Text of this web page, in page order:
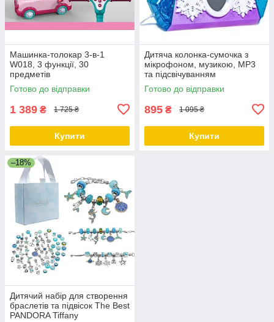
Машинка-толокар 3-в-1
W018, 3 функції, 30
предметів
Готово до відправки
1 389 ₴ 1 725 ₴
Купити
Дитяча колонка-сумочка з
мікрофоном, музикою, MP3
та підсвічуванням
Готово до відправки
895 ₴ 1 095 ₴
Купити
–18%
Дитячий набір для створення
браслетів та підвісок The Best
PANDORA Tiffany